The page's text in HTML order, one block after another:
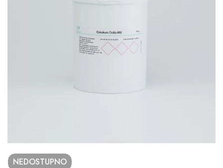
NEDOSTUPNO